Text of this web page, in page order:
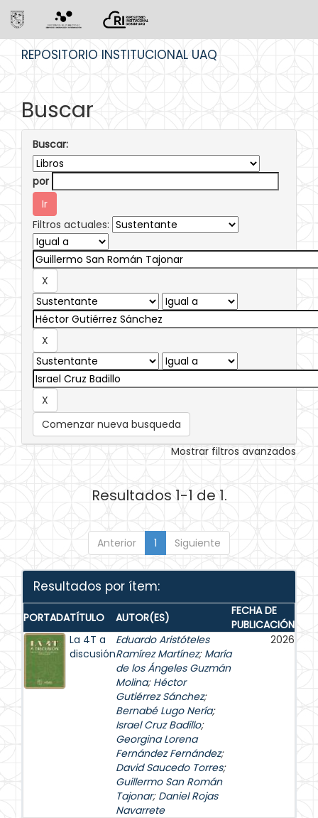
REPOSITORIO INSTITUCIONAL UAQ
Buscar
Buscar:
por
Filtros actuales:
Comenzar nueva busqueda
Mostrar filtros avanzados
Resultados 1-1 de 1.
Anterior 1 Siguiente
Resultados por ítem:
PORTADATÍTULO AUTOR(ES)
FECHA DE
PUBLICACIÓN
La 4T a
discusión
Eduardo Aristóteles
Ramírez Martínez; María
de los Ángeles Guzmán
Molina; Héctor
Gutiérrez Sánchez;
Bernabé Lugo Nería;
Israel Cruz Badillo;
Georgina Lorena
Fernández Fernández;
David Saucedo Torres;
Guillermo San Román
Tajonar; Daniel Rojas
Navarrete
2026